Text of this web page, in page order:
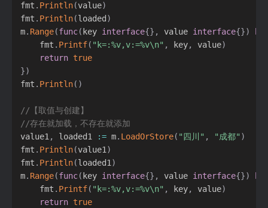
fmt . Println(value)
fmt . Println(loaded )
m. Range(func( key interface{} , value interface{})
    fmt
. Printf( "k=:%v,v:=%v\n" , key, value)
return true
})
fmt . Println( )
//【取值与创建】
//存在就加载，不存在就添加
value1, loaded1 := m. LoadOrStore( "四川" , "成都" )
fmt . Println(value1)
fmt . Println(loaded1)
m. Range(func( key interface{} , value interface{})
    fmt
. Printf( "k=:%v,v:=%v\n" , key, value)
return true